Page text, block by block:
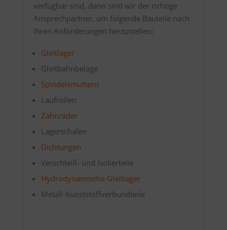
verfügbar sind, dann sind wir der richtige
Ansprechpartner, um folgende Bauteile nach
Ihren Anforderungen herzustellen:
Gleitlager
Gleitbahnbeläge
Spindelsmuttern
Laufrollen
Zahnräder
Lagerschalen
Dichtungen
Verschleiß- und Isolierteile
Hydrodynamische Gleitlager
Metall-Kunststoffverbundteile